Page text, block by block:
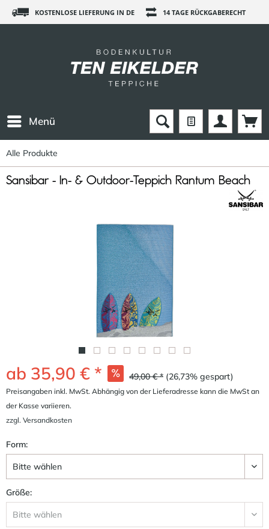
KOSTENLOSE LIEFERUNG IN DE 14 TAGE RÜCKGABERECHT
Menü
Alle Produkte
Sansibar - In- & Outdoor-Teppich Rantum Beach
ab 35,90 € * 49,00 € * (26,73% gespart)
Preisangaben inkl. MwSt. Abhängig von der Lieferadresse kann die MwSt an
der Kasse variieren.
zzgl. Versandkosten
Form:
Größe: